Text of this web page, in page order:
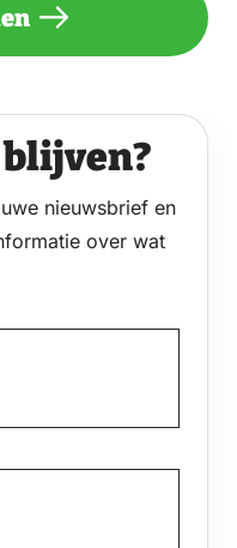
blijven?
nieuwsbrief en
over wat